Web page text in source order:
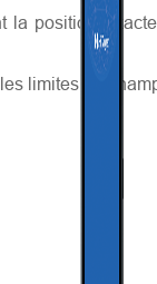
la position
limites du